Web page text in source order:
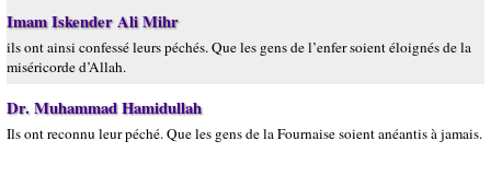
Imam Iskender Ali Mihr
ils ont ainsi confessé leurs péchés. Que les gens de l’enfer soient éloignés de la
miséricorde d’Allah.
Dr. Muhammad Hamidullah
Ils ont reconnu leur péché. Que les gens de la Fournaise soient anéantis à jamais.